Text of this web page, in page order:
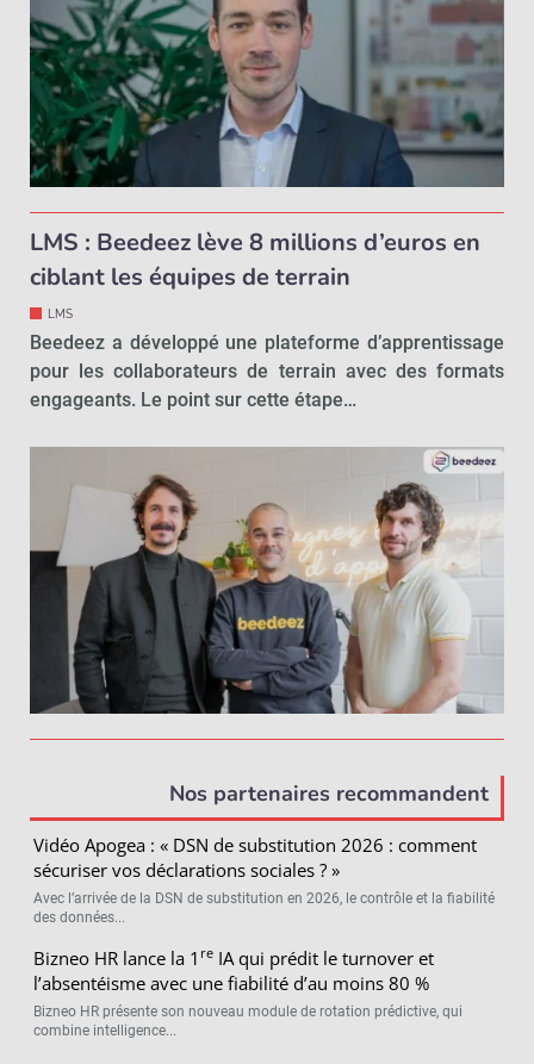
LMS : Beedeez lève 8 millions d’euros en
ciblant les équipes de terrain
LMS
Beedeez a développé une plateforme d’apprentissage
pour les collaborateurs de terrain avec des formats
engageants. Le point sur cette étape…
Nos partenaires recommandent
Vidéo Apogea : « DSN de substitution 2026 : comment
sécuriser vos déclarations sociales ? »
Avec l’arrivée de la DSN de substitution en 2026, le contrôle et la fiabilité
des données...
Bizneo HR lance la 1 re IA qui prédit le turnover et
l’absentéisme avec une fiabilité d’au moins 80 %
Bizneo HR présente son nouveau module de rotation prédictive, qui
combine intelligence...